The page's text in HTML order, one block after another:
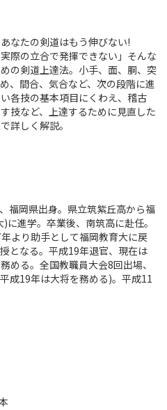
なたの剣道はもう伸びない!
際の立合で発揮できない」そんな
の剣道上達法。小手、面、胴、突
、間合、気合など、次の段階に進
各技の基本項目にくわえ、稽古
技など、上達するために見直した
詳しく解説。
福岡県出身。県立筑紫丘高から福
に進学。卒業後、南筑高に赴任。
より助手として福岡教育大に戻
となる。平成19年退官、現在は
める。全国教職員大会8回出場、
成19年は大将を務める)。平成11